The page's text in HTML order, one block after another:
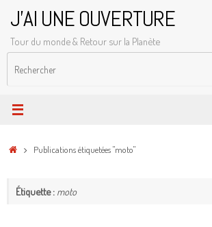
contenu
J'AI UNE OUVERTURE
Tour du monde & Retour sur la Planète
AccueilPublications étiquetées "moto"
Étiquette : moto